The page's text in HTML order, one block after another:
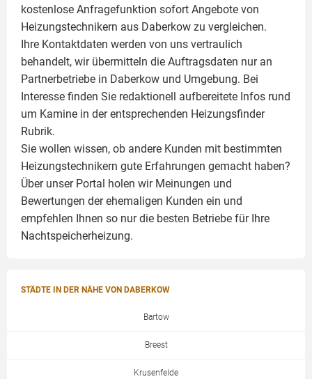
kostenlose Anfragefunktion sofort Angebote von
Heizungstechnikern aus Daberkow zu vergleichen.
Ihre Kontaktdaten werden von uns vertraulich
behandelt, wir übermitteln die Auftragsdaten nur an
Partnerbetriebe in Daberkow und Umgebung. Bei
Interesse finden Sie redaktionell aufbereitete Infos rund
um Kamine in der entsprechenden Heizungsfinder
Rubrik.
Sie wollen wissen, ob andere Kunden mit bestimmten
Heizungstechnikern gute Erfahrungen gemacht haben?
Über unser Portal holen wir Meinungen und
Bewertungen der ehemaligen Kunden ein und
empfehlen Ihnen so nur die besten Betriebe für Ihre
Nachtspeicherheizung.
STÄDTE IN DER NÄHE VON DABERKOW
Bartow
Breest
Krusenfelde